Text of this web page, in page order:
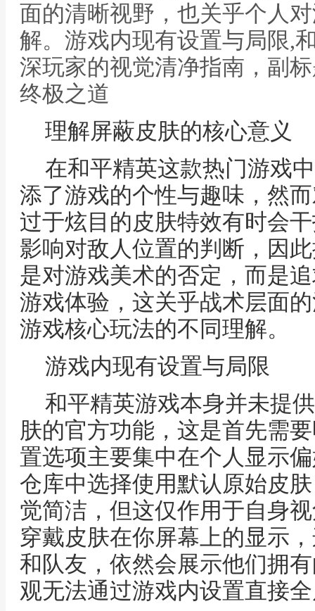
面的清晰视野，也关乎个人
解。游戏内现有设置与局限,
深玩家的视觉清净指南，副
终极之道
理解屏蔽皮肤的核心意义
在和平精英这款热门游戏
添了游戏的个性与趣味，然
过于炫目的皮肤特效有时会
影响对敌人位置的判断，因
是对游戏美术的否定，而是
游戏体验，这关乎战术层面
游戏核心玩法的不同理解。
游戏内现有设置与局限
和平精英游戏本身并未提
肤的官方功能，这是首先需
置选项主要集中在个人显示
仓库中选择使用默认原始皮
觉简洁，但这仅作用于自身
穿戴皮肤在你屏幕上的显示
和队友，依然会展示他们拥
观无法通过游戏内设置直接